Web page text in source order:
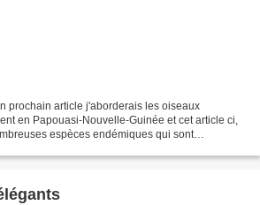
prochain article j'aborderais les oiseaux
en Papouasi-Nouvelle-Guinée et cet article ci,
espèces endémiques qui sont